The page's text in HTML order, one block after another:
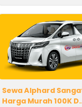
Sewa Alphard
Harga Murah 100K